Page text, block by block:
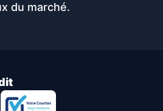
du marché.